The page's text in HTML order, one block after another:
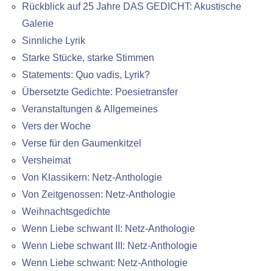
Rückblick auf 25 Jahre DAS GEDICHT: Akustische
Galerie
Sinnliche Lyrik
Starke Stücke, starke Stimmen
Statements: Quo vadis, Lyrik?
Übersetzte Gedichte: Poesietransfer
Veranstaltungen & Allgemeines
Vers der Woche
Verse für den Gaumenkitzel
Versheimat
Von Klassikern: Netz-Anthologie
Von Zeitgenossen: Netz-Anthologie
Weihnachtsgedichte
Wenn Liebe schwant II: Netz-Anthologie
Wenn Liebe schwant III: Netz-Anthologie
Wenn Liebe schwant: Netz-Anthologie